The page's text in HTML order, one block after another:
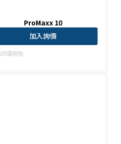
ProMaxx 10
加入詢價
詳細規格